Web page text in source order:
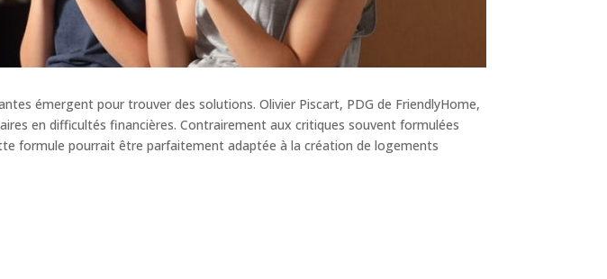
émergent pour trouver des solutions. Olivier Piscart, PDG de FriendlyHome,
en difficultés financières. Contrairement aux critiques souvent formulées
formule pourrait être parfaitement adaptée à la création de logements